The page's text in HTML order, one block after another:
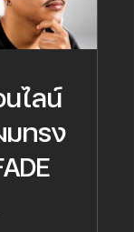
ไลน์
ทรง